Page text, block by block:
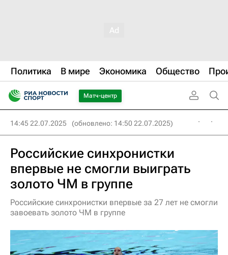
Политика В мире Экономика Общество
Матч-центр
14:45 22.07.2025 (обновлено: 14:50 22.07.2025)
Российские синхронистки
впервые не смогли выиграть
золото ЧМ в группе
Российские синхронистки впервые за 27 лет не смогли
завоевать золото ЧМ в группе